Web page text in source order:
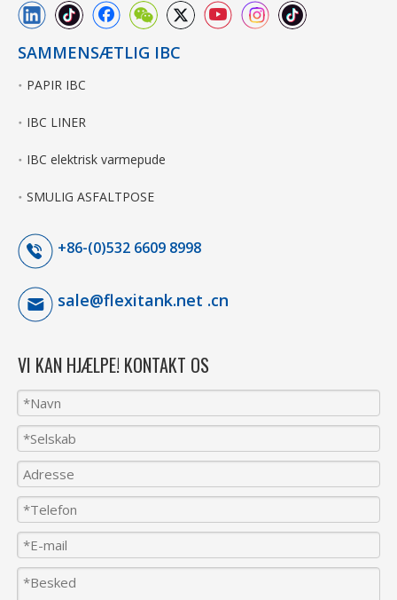
SAMMENSÆTLIG IBC
PAPIR IBC
IBC LINER
IBC elektrisk varmepude
SMULIG ASFALTPOSE
+86-(0)532 6609 8998
sale@flexitank.net .cn
VI KAN HJÆLPE! KONTAKT OS